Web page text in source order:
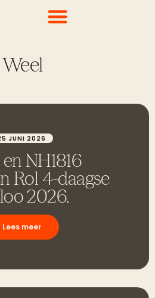
JUNI 2026
NH1816
Rol 4-daagse
2026.
Lees meer